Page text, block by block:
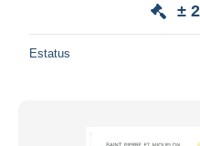
±
Estatus